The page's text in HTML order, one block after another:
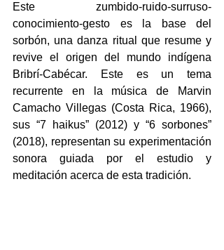
Este zumbido-ruido-surruso-
conocimiento-gesto es la base del
sorbón, una danza ritual que resume y
revive el origen del mundo indígena
Bribrí-Cabécar. Este es un tema
recurrente en la música de Marvin
Camacho Villegas (Costa Rica, 1966),
sus “7 haikus” (2012) y “6 sorbones”
(2018), representan su experimentación
sonora guiada por el estudio y
meditación acerca de esta tradición.